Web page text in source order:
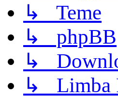
↳ Teme
↳ phpBB
↳
↳ Limba